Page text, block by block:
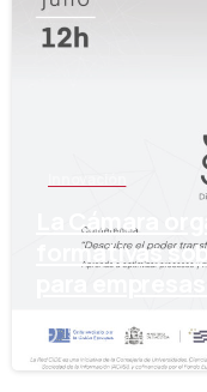
La Cámara
formativas
15 de julio de 2024